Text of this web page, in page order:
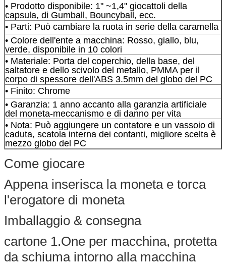
• Prodotto disponibile: 1" ~1,4" giocattoli della
capsula, di Gumball, Bouncyball, ecc.
• Parti: Può cambiare la ruota in serie della caramella
• Colore dell'ente a macchina: Rosso, giallo, blu,
verde, disponibile in 10 colori
• Materiale: Porta del coperchio, della base, del
saltatore e dello scivolo del metallo, PMMA per il
corpo di spessore dell'ABS 3.5mm del globo del PC
• Finito: Chrome
• Garanzia: 1 anno accanto alla garanzia artificiale
del moneta-meccanismo e di danno per vita
• Nota: Può aggiungere un contatore e un vassoio di
caduta, scatola interna dei contanti, migliore scelta è
mezzo globo del PC
Come giocare
Appena inserisca la moneta e torca
l'erogatore di moneta
Imballaggio & consegna
cartone 1.One per macchina, protetta
da schiuma intorno alla macchina